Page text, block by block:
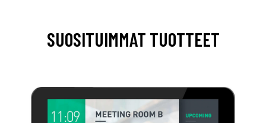
SUOSITUIMMAT TUOTTEET